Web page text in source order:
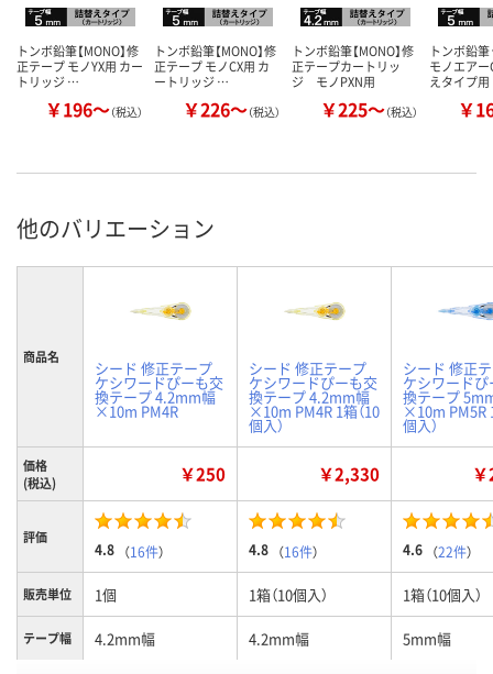
トンボ鉛筆【MONO】修
正テープ モノYX用 カー
トリッジ …
￥196～（税込）
トンボ鉛筆【MONO】修
正テープ モノCX用 カ
ートリッジ …
￥226～（税込）
トンボ鉛筆【MONO】修
正テープカートリッ
ジ モノPXN用
￥225～（税込）
トンボ鉛
モノエアー
えタイプ
￥
他のバリエーション
商品名
シード 修正テープ
ケシワードぴーも交
換テープ 4.2mm幅
×10m PM4R
シード 修正テープ
ケシワードぴーも交
換テープ 4.2mm幅
×10m PM4R 1箱（10
個入）
シード 修正
ケシワード
換テープ
×10m PM5R
個入）
価格
(税込)
￥250 ￥2,330
評価
4.8 （16件） 4.8 （16件） 4.6 （22件）
販売単位 1個 1箱（10個入） 1箱（10個入）
テープ幅 4.2mm幅 4.2mm幅 5mm幅